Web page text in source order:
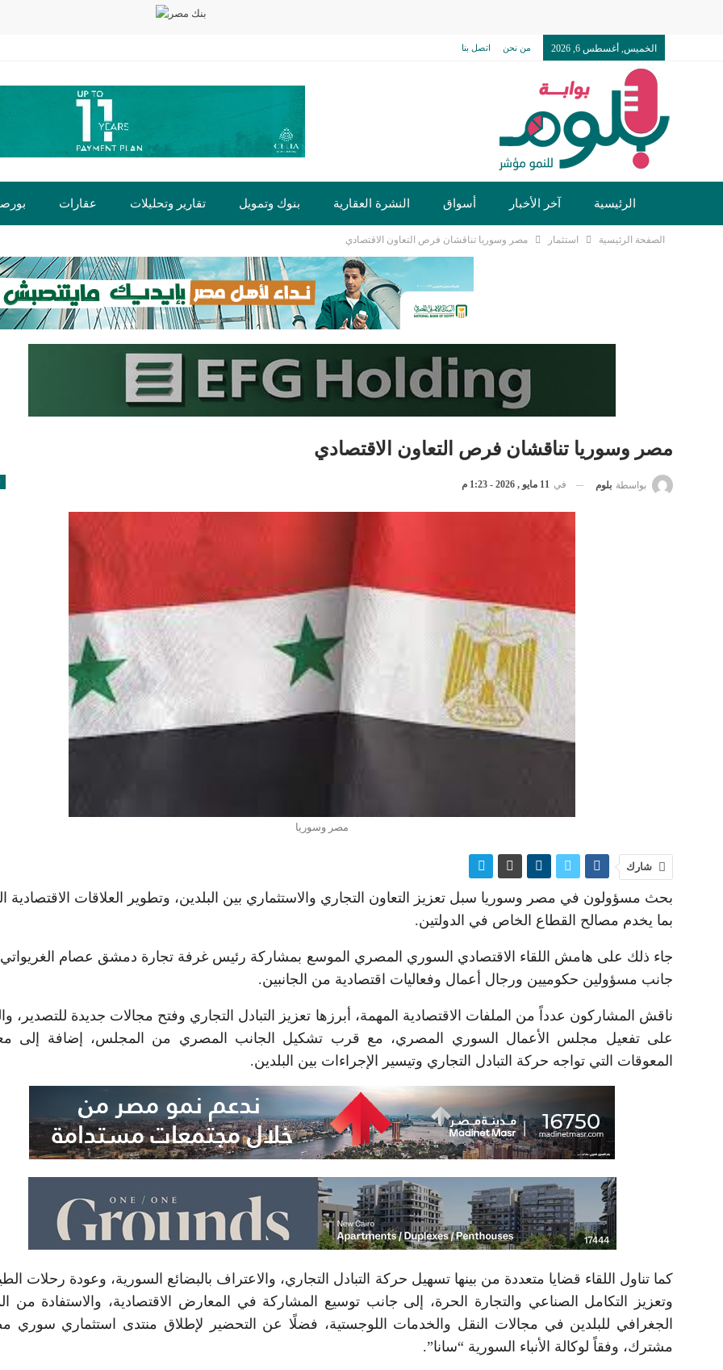
الخميس, أغسطس 6, 2026 من نحن اتصل بنا
الرئيسية آخر الأخبار أسواق النشرة العقارية بنوك وتمويل تقارير وتحليلات عقارات
تكنولوجيا وسيارات دولي مجتمع خدمات
الصفحة الرئيسية استثمار مصر وسوريا تناقشان فرص التعاون الاقتصادي
مصر وسوريا تناقشان فرص التعاون الاقتصادي
بواسطة بلوم في 11 مايو , 2026 - 1:23 م
مصر وسوريا
شارك
بحث مسؤولون في مصر وسوريا سبل تعزيز التعاون التجاري والاستثماري بين البلدين، وتطوير العلاقات الاقتصادية
بما يخدم مصالح القطاع الخاص في الدولتين.
جاء ذلك على هامش اللقاء الاقتصادي السوري المصري الموسع بمشاركة رئيس غرفة تجارة دمشق عصام
جانب مسؤولين حكوميين ورجال أعمال وفعاليات اقتصادية من الجانبين.
ناقش المشاركون عدداً من الملفات الاقتصادية المهمة، أبرزها تعزيز التبادل التجاري وفتح مجالات جديدة للتصدير،
على تفعيل مجلس الأعمال السوري المصري، مع قرب تشكيل الجانب المصري من المجلس، إضافة إلى
المعوقات التي تواجه حركة التبادل التجاري وتيسير الإجراءات بين البلدين.
كما تناول اللقاء قضايا متعددة من بينها تسهيل حركة التبادل التجاري، والاعتراف بالبضائع السورية، وعودة رحلات
وتعزيز التكامل الصناعي والتجارة الحرة، إلى جانب توسيع المشاركة في المعارض الاقتصادية، والاستفادة من
الجغرافي للبلدين في مجالات النقل والخدمات اللوجستية، فضلًا عن التحضير لإطلاق منتدى استثماري سوري
مشترك، وفقاً لوكالة الأنباء السورية “سانا”.